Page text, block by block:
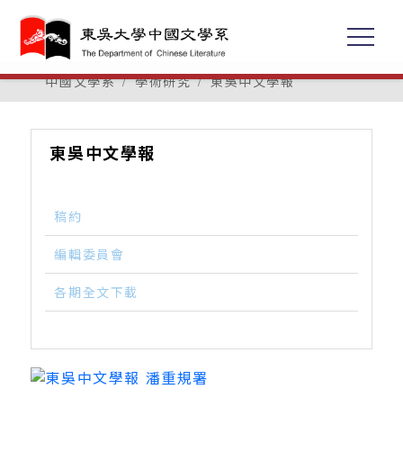
中國文學系 學術研究 東吳中文學報
東吳中文學報
稿約
編輯委員會
各期全文下載